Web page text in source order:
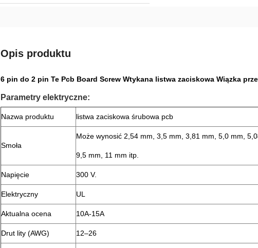
Opis produktu
6 pin do 2 pin Te Pcb Board Screw Wtykana listwa zaciskowa Wiązka
Parametry elektryczne:
Nazwa produktu listwa zaciskowa śrubowa pcb
Smoła
Może wynosić 2,54 mm, 3,5 mm, 3,81 mm, 5,0 mm,
9,5 mm, 11 mm itp.
Napięcie 300 V.
Elektryczny UL
Aktualna ocena 10A-15A
Drut lity (AWG) 12–26